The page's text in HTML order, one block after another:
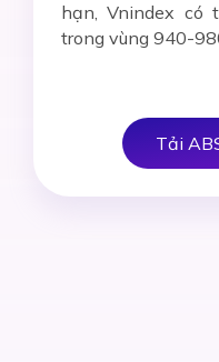
hạn, Vnindex có
trong vùng 940-
Tải